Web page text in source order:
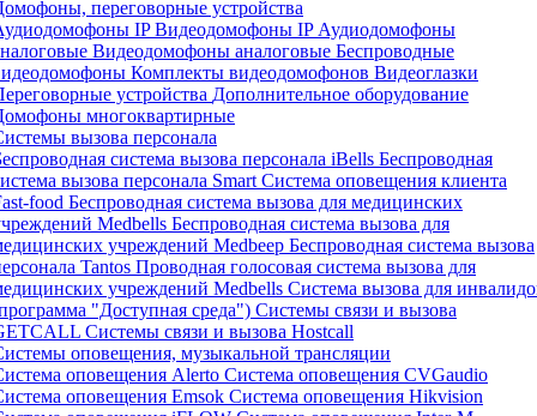
переговорные устройства
IPВидеодомофоны IP Аудиодомофоны
Видеодомофоны аналоговые Беспроводные
Комплекты видеодомофонов Видеоглазки
устройства Дополнительное оборудование
многоквартирные
вызова персонала
система вызова персонала iBells Беспроводная
вызова персонала Smart Система оповещения клиента
food Беспроводная система вызова для медицинских
Medbells Беспроводная система вызова для
учреждений Medbeep Беспроводная система вызова
Tantos Проводная голосовая система вызова для
учреждений Medbells Система вызова для
"Доступная среда") Системы связи и вызова
Системы связи и вызова Hostcall
оповещения, музыкальной трансляции
оповещения Alerto Система оповещения CVGaudio
оповещения Emsok Система оповещения Hikvision